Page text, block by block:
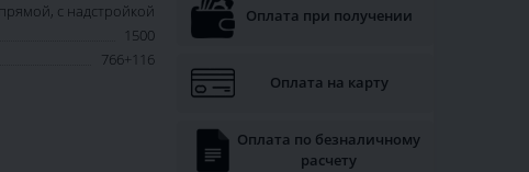
прямой, с надстройкой
1500
766+116
Оплата при получении
Оплата на карту
Оплата по безналичному
расчету